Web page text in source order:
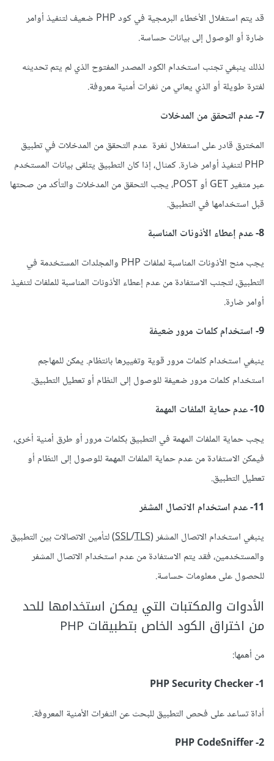
قد يتم استغلال الأخطاء البرمجية في كود PHP ضعيف لتنفيذ أوامر
ضارة أو الوصول إلى بيانات حساسة.
لذلك ينبغي تجنب استخدام الكود المصدر المفتوح الذي لم يتم تحديثه
لفترة طويلة أو الذي يعاني من ثغرات أمنية معروفة.
7- عدم التحقق من المدخلات
المخترق قادر على استغلال ثغرة عدم التحقق من المدخلات في تطبيق
PHP لتنفيذ أوامر ضارة. كمثال، إذا كان التطبيق يتلقى بيانات المستخدم
عبر متغير GET أو POST، يجب التحقق من المدخلات والتأكد من صحتها
قبل استخدامها في التطبيق.
8- عدم إعطاء الأذونات المناسبة
يجب منح الأذونات المناسبة لملفات PHP والمجلدات المستخدمة في
التطبيق، لتجنب الاستفادة من عدم إعطاء الأذونات المناسبة للملفات لتنفيذ
أوامر ضارة.
9- استخدام كلمات مرور ضعيفة
ينبغي استخدام كلمات مرور قوية وتغييرها بانتظام. يمكن للمهاجم
استخدام كلمات مرور ضعيفة للوصول إلى النظام أو تعطيل التطبيق.
10- عدم حماية الملفات المهمة
يجب حماية الملفات المهمة في التطبيق بكلمات مرور أو طرق أمنية أخرى،
فيمكن الاستفادة من عدم حماية الملفات المهمة للوصول إلى النظام أو
تعطيل التطبيق.
11- عدم استخدام الاتصال المشفر
ينبغي استخدام الاتصال المشفر (
SSL/TLS
) لتأمين الاتصالات بين التطبيق
والمستخدمين، فقد يتم الاستفادة من عدم استخدام الاتصال المشفر
للحصول على معلومات حساسة.
الأدوات والمكتبات التي يمكن استخدامها للحد
من اختراق الكود الخاص بتطبيقات PHP
من أهمها:
1- PHP Security Checker
أداة تساعد على فحص التطبيق للبحث عن الثغرات الأمنية المعروفة.
2- PHP CodeSniffer